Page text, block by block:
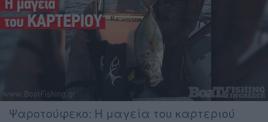
Ψαροτούφεκο: Η μαγεία του καρτεριού